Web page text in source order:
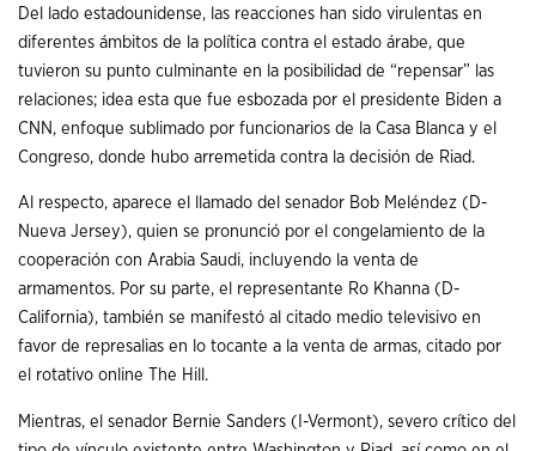
Del lado estadounidense, las reacciones han sido virulentas en
diferentes ámbitos de la política contra el estado árabe, que
tuvieron su punto culminante en la posibilidad de “repensar” las
relaciones; idea esta que fue esbozada por el presidente Biden a
CNN, enfoque sublimado por funcionarios de la Casa Blanca y el
Congreso, donde hubo arremetida contra la decisión de Riad.
Al respecto, aparece el llamado del senador Bob Meléndez (D-
Nueva Jersey), quien se pronunció por el congelamiento de la
cooperación con Arabia Saudi, incluyendo la venta de
armamentos. Por su parte, el representante Ro Khanna (D-
California), también se manifestó al citado medio televisivo en
favor de represalias en lo tocante a la venta de armas, citado por
el rotativo online The Hill.
Mientras, el senador Bernie Sanders (I-Vermont), severo crítico del